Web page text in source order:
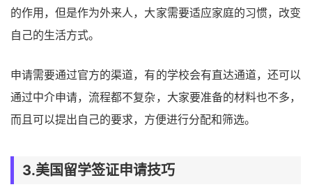
的作用，但是作为外来人，大家需要适应家庭的习惯，改变
自己的生活方式。
申请需要通过官方的渠道，有的学校会有直达通道，还可以
通过中介申请，流程都不复杂，大家要准备的材料也不多，
而且可以提出自己的要求，方便进行分配和筛选。
3.美国留学签证申请技巧